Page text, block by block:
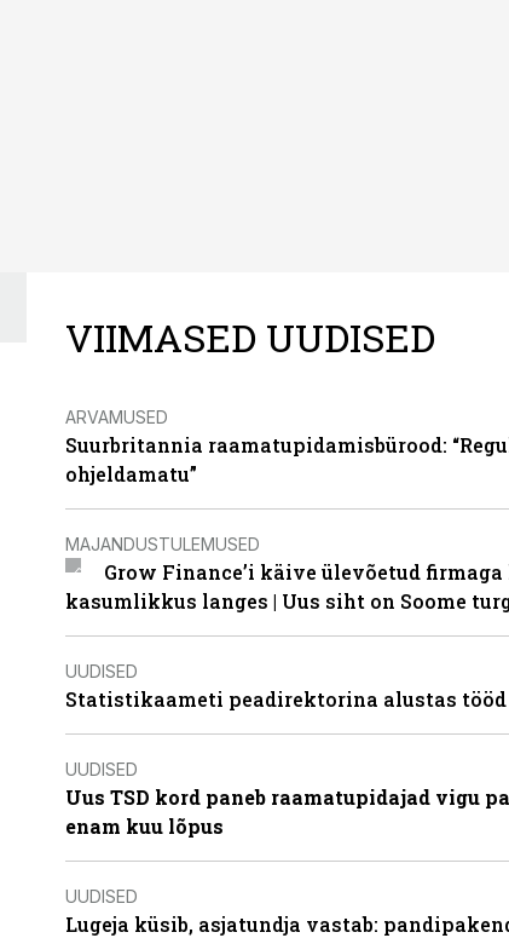
VIIMASED UUDISED
ARVAMUSED
Suurbritannia raamatupidamisbürood:
ohjeldamatu”
MAJANDUSTULEMUSED
Grow Finance’i käive ülevõetud firmaga
kasumlikkus langes | Uus siht on Soome
UUDISED
Statistikaameti peadirektorina alustas tööd
UUDISED
Uus TSD kord paneb raamatupidajad vigu
enam kuu lõpus
UUDISED
Lugeja küsib, asjatundja vastab: